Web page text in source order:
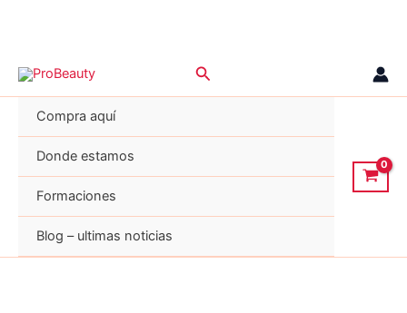
Buscar
Compra aquí
Donde estamos
Formaciones
Blog – ultimas noticias